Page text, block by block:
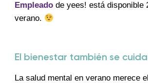
Empleado de yees! está disponible
verano.
El bienestar también se
La salud mental en verano merece